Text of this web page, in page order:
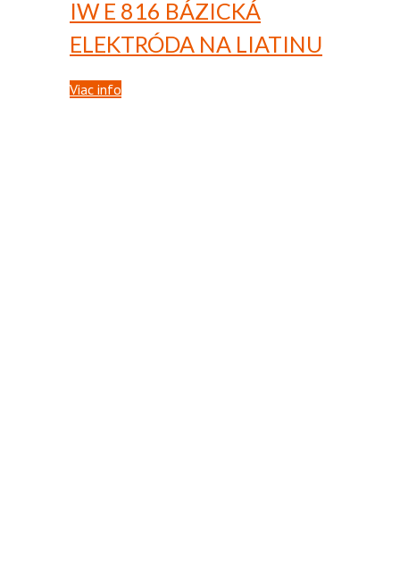
IW E 816 BÁZICKÁ
ELEKTRÓDA NA LIATINU
Viac info